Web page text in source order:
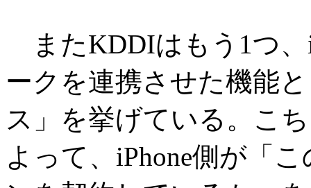
またKDDIはもう1つ、
ークを連携させた機能
ス」を挙げている。こ
よって、iPhone側が「